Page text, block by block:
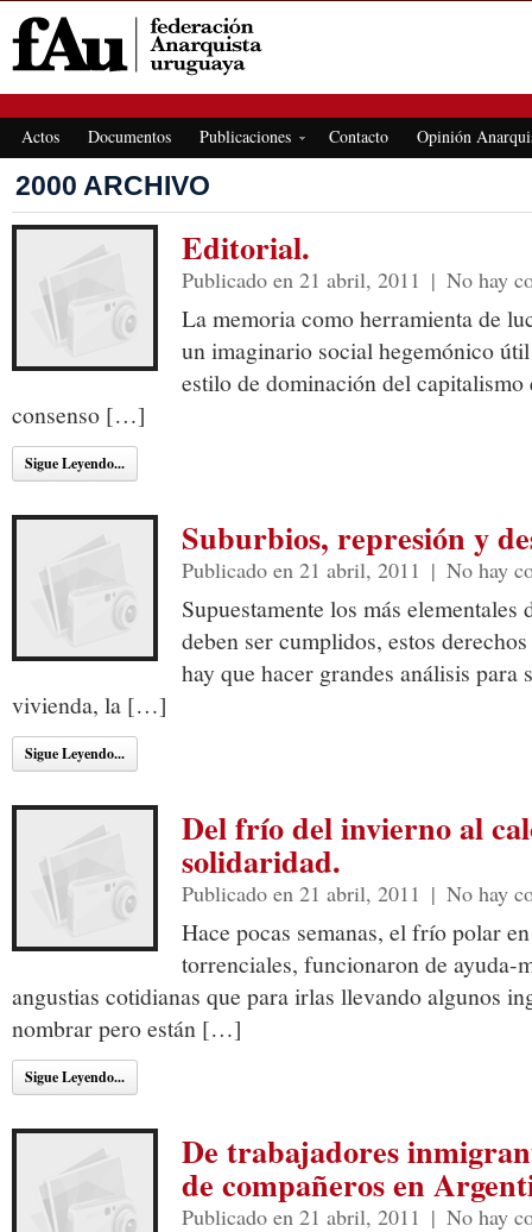
Actos Documentos Publicaciones Contacto Opinión
2000 ARCHIVO
Editorial.
Publicado en 21 abril, 2011 | No hay
La memoria como herramienta de
un imaginario social hegemónico
estilo de dominación del capitalismo
consenso […]
Sigue Leyendo...
Suburbios, represión y
Publicado en 21 abril, 2011 | No hay
Supuestamente los más elementales
deben ser cumplidos, estos
hay que hacer grandes análisis para
vivienda, la […]
Sigue Leyendo...
Del frío del invierno al
solidaridad.
Publicado en 21 abril, 2011 | No hay
Hace pocas semanas, el frío polar
torrenciales, funcionaron de ayuda-
angustias cotidianas que para irlas llevando algunos
nombrar pero están […]
Sigue Leyendo...
De trabajadores
de compañeros en
Publicado en 21 abril, 2011 | No hay